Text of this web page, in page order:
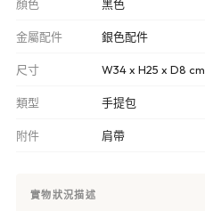
顏色 黑色
金屬配件 銀色配件
尺寸 W34 x H25 x D8 cm
類型 手提包
附件 肩帶
實物狀況描述